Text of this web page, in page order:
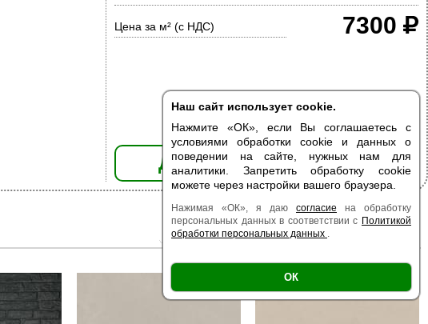
Наш сайт использует cookie.
Нажмите «ОК», если Вы соглашаетесь с
условиями обработки cookie и данных о
поведении на сайте, нужных нам для
аналитики. Запретить обработку cookie
можете через настройки вашего браузера.
Нажимая «ОК», я даю согласие на обработку
персональных данных в соответствии с Политикой
обработки персональных данных .
ОК
Цена за м² (с НДС) 7300
ДОБАВИТЬ В КОРЗИНУ
Есть образец | Поверхность |